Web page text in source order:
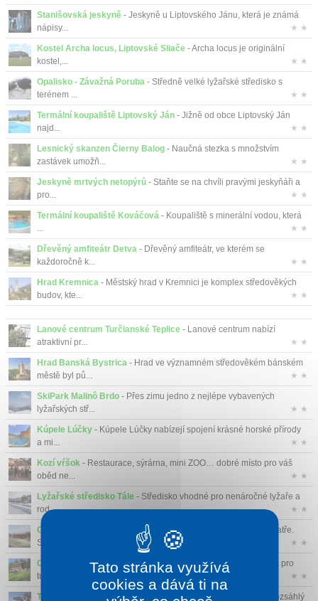
Stanišovská jeskyně - Jeskyně u Liptovského Jánu, která je známá
nápisy...
★ ★
Kostel Archa locus, Liptovské Sliače - Archa locus je originální
kostel,...
★ ★
Opalisko - Závažná Poruba - Středně velké lyžařské středisko s
terénem ...
★ ★
Termální koupaliště Liptovský Ján - Jižně od obce Liptovský Ján
najd...
★ ★
Lesnický skanzen Čierny Balog - Naučná stezka s množstvím
zastávek umožň...
★ ★
Jeskyně mrtvých netopýrů - Staňte se na chvíli pravými jeskyňáři a
pro...
★ ★
Termální koupaliště Kováčová - Koupaliště s minerální vodou, která
...
★ ★
Dřevěný amfiteátr Detva - Dřevěný amfiteátr, ve kterém se
každoročně k...
★ ★
Hrad Kremnica - Městský hrad v Kremnici je komplex středověkých
budov, kte...
★ ★
Lanové centrum Turčianské Teplice - Lanové centrum nabízí
atraktivní pr...
★ ★
Hrad Banská Bystrica - Hrad ve významném středověkém bánském
městě byl pů...
★ ★
SkiPark Malinô Brdo - Přes zimu jedno z nejlépe vybavených
lyžařských stř...
★ ★
Kúpele Lúčky - Kúpele Lúčky nabízejí spojení krásné horské přírody
a mi...
★ ★
Kozí vŕšok - Restaurace, sýrárna, mini ZOO… dobré místo pro váš
oběd ne...
★ ★
Lyžařské středisko Tále - Středisko vhodné pro nenáročné lyžaře a
rod...
★ ★
Chata pod Chlebom
- Horská chata, která se nachází v Malé Fatře.
Samotný v...
★ ★
Chata pod Suchým- Chata je ideálním východiskovým bodem pro
túry po Malý...
★ ★
Turčianske Teplice - Nádherné prostředí přírody Velké Fatry, rozsáhlý
Tato stránka využívá
cookies a dává ti na